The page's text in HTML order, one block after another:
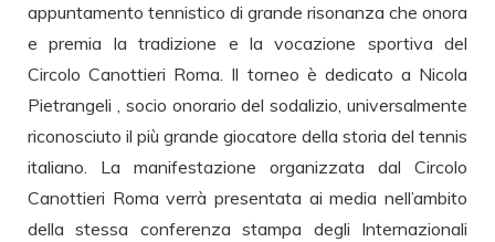
appuntamento tennistico di grande risonanza che onora
e premia la tradizione e la vocazione sportiva del
Circolo Canottieri Roma. Il torneo è dedicato a Nicola
Pietrangeli , socio onorario del sodalizio, universalmente
riconosciuto il più grande giocatore della storia del tennis
italiano. La manifestazione organizzata dal Circolo
Canottieri Roma verrà presentata ai media nell’ambito
della stessa conferenza stampa degli Internazionali